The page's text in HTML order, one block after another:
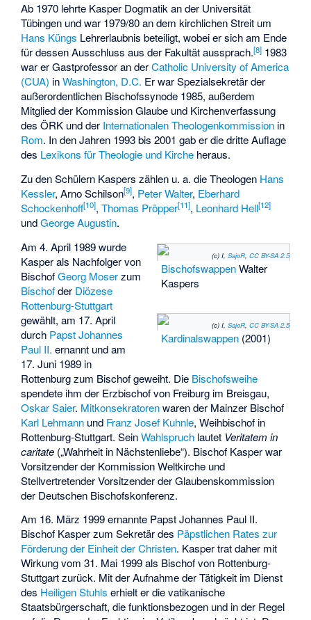
Ab 1970 lehrte Kasper Dogmatik an der Universität
Tübingen und war 1979/80 an dem kirchlichen Streit um
Hans Küngs Lehrerlaubnis beteiligt, wobei er sich am Ende
für dessen Ausschluss aus der Fakultät aussprach.[8] 1983
war er Gastprofessor an derCatholic University of America
(CUA) inWashington, D.C. Er war Spezialsekretär der
außerordentlichen Bischofssynode 1985, außerdem
Mitglied der Kommission Glaube und Kirchenverfassung
des ÖRK und der Internationalen Theologenkommission in
Rom. In den Jahren 1993 bis 2001 gab er die dritte Auflage
des Lexikons für Theologie und Kirche heraus.
Zu den Schülern Kaspers zählen u. a. die Theologen Hans
Kessler,Arno Schilson[9], Peter Walter, Eberhard
Schockenhoff[10],Thomas Pröpper[11], Leonhard Hell[12]
undGeorge Augustin.
(c) I, SajoR, CC BY-SA 2.5
BischofswappenWalter
Kaspers
(c) I, SajoR, CC BY-SA 2.5
Kardinalswappen(2001)
Am 4. April 1989 wurde
Kasper als Nachfolger von
BischofGeorg Moserzum
Bischofder Diözese
Rottenburg-Stuttgart
gewählt, am 17. April
durch Papst Johannes
Paul II. ernannt und am
17. Juni 1989 in
Rottenburg zum Bischof geweiht. Die Bischofsweihe
spendete ihm der Erzbischof von Freiburg im Breisgau,
Oskar Saier. Mitkonsekratorenwaren der Mainzer Bischof
Karl Lehmann und Franz Josef Kuhnle, Weihbischof in
Rottenburg-Stuttgart. SeinWahlspruch lautet Veritatem in
caritate („Wahrheit in Nächstenliebe“). Bischof Kasper war
Vorsitzender der Kommission Weltkirche und
Stellvertretender Vorsitzender der Glaubenskommission
der Deutschen Bischofskonferenz.
Am 16. März 1999 ernannte Papst Johannes Paul II.
Bischof Kasper zum Sekretär des Päpstlichen Rates zur
Förderung der Einheit der Christen. Kasper trat daher mit
Wirkung vom 31. Mai 1999 als Bischof von Rottenburg-
Stuttgart zurück. Mit der Aufnahme der Tätigkeit im Dienst
des Heiligen Stuhls erhielt er dievatikanische
Staatsbürgerschaft, die funktionsbezogen und in der Regel